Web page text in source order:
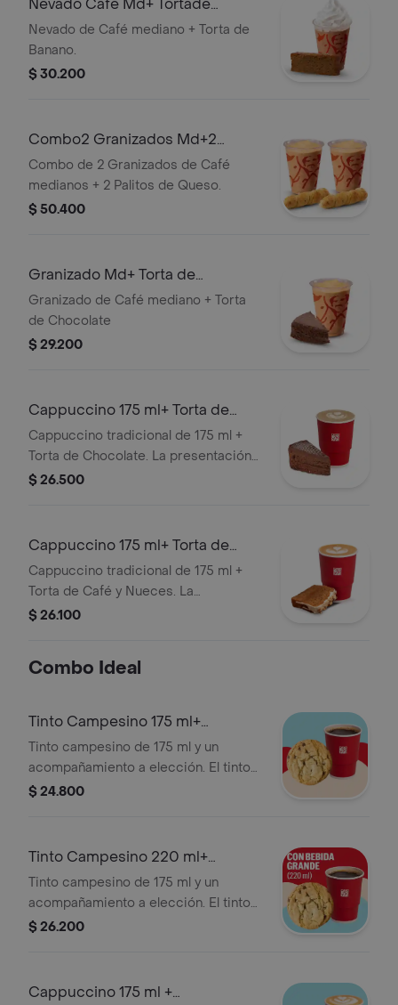
Nevado Café Md+ Tortade
Banano
Nevado de Café mediano + Torta de
Banano.
$ 30.200
Combo2 Granizados Md+2
Palitosde Queso
Combo de 2 Granizados de Café
medianos + 2 Palitos de Queso.
$ 50.400
Granizado Md+ Torta de
Chocolate
Granizado de Café mediano + Torta
de Chocolate
$ 29.200
Cappuccino 175 ml+ Torta de
Chocolate
Cappuccino tradicional de 175 ml +
Torta de Chocolate. La presentación
del Cappuccino puede variar
transporte para pedidos a domicilio.
$ 26.500
Cappuccino 175 ml+ Torta de
Café
Cappuccino tradicional de 175 ml +
Torta de Café y Nueces. La
presentación del Cappuccino puede
durante el transporte para pedidos a
$ 26.100
Combo Ideal
Tinto Campesino 175 ml+
Acompañamiento
Tinto campesino de 175 ml y un
acompañamiento a elección. El tinto
contiene panela, canela y clavos.
$ 24.800
Tinto Campesino 220 ml+
Acompañamiento
Tinto campesino de 175 ml y un
acompañamiento a elección. El tinto
contiene panela, canela y clavos.
$ 26.200
Cappuccino 175 ml +